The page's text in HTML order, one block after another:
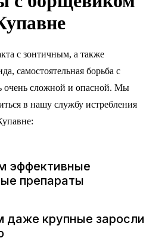
с зонтичным, а также
самостоятельная борьба с
очень сложной и опасной. Мы
в нашу службу истребления
эффективные
препараты
даже крупные заросли